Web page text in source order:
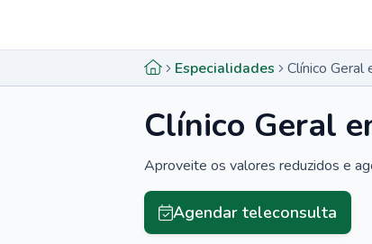
Especialidades Clínico Geral
Clínico Geral
Aproveite os valores reduzidos e
Agendar teleconsulta